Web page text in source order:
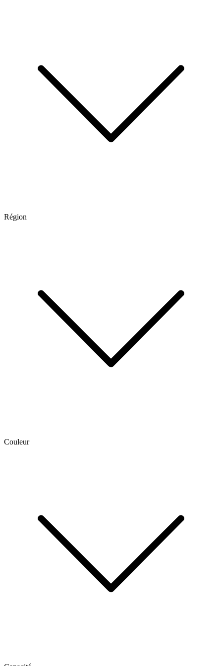
Région
Couleur